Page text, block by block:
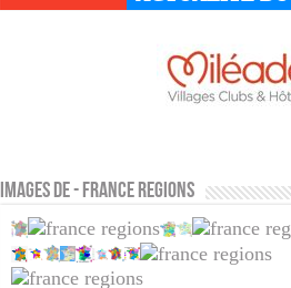
Images de - france regions